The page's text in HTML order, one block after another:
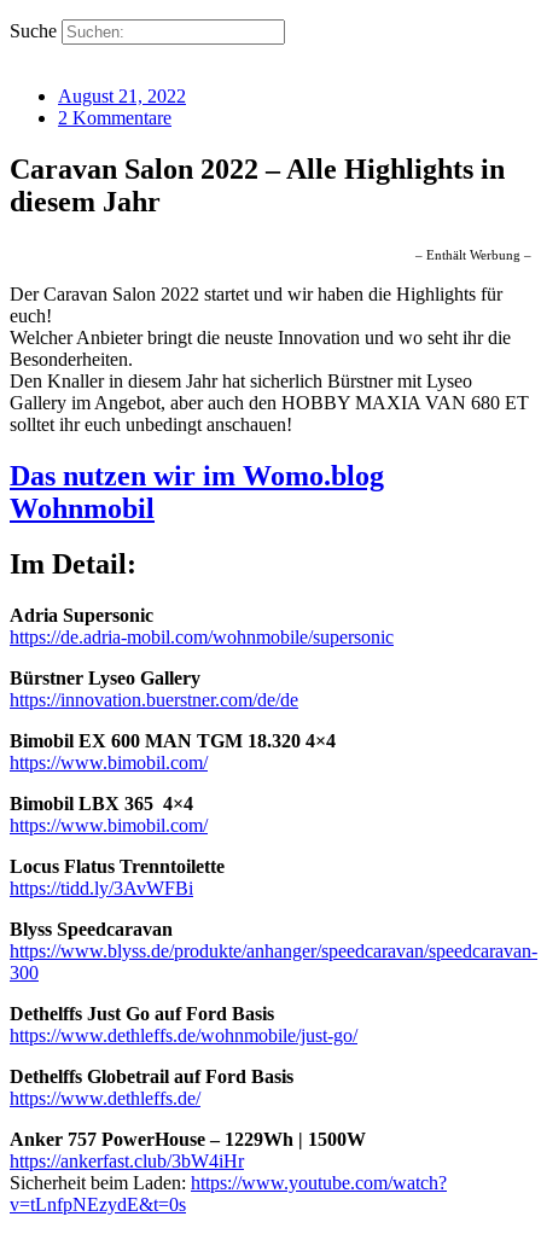
Suche
August 21, 2022
2 Kommentare
Caravan Salon 2022 – Alle Highlights in
diesem Jahr
– Enthält Werbung –
Der Caravan Salon 2022 startet und wir haben die Highlights für
euch!
Welcher Anbieter bringt die neuste Innovation und wo seht ihr die
Besonderheiten.
Den Knaller in diesem Jahr hat sicherlich Bürstner mit Lyseo
Gallery im Angebot, aber auch den HOBBY MAXIA VAN 680 ET
solltet ihr euch unbedingt anschauen!
Das nutzen wir im Womo.blog
Wohnmobil
Im Detail:
Adria Supersonic
https://de.adria-mobil.com/wohnmobile/supersonic
Bürstner Lyseo Gallery
https://innovation.buerstner.com/de/de
Bimobil EX 600 MAN TGM 18.320 4×4
https://www.bimobil.com/
Bimobil LBX 365 4×4
https://www.bimobil.com/
Locus Flatus Trenntoilette
https://tidd.ly/3AvWFBi
Blyss Speedcaravan
https://www.blyss.de/produkte/anhanger/speedcaravan/speedcaravan-
300
Dethelffs Just Go auf Ford Basis
https://www.dethleffs.de/wohnmobile/just-go/
Dethelffs Globetrail auf Ford Basis
https://www.dethleffs.de/
Anker 757 PowerHouse – 1229Wh | 1500W
https://ankerfast.club/3bW4iHr
Sicherheit beim Laden: https://www.youtube.com/watch?
v=tLnfpNEzydE&t=0s